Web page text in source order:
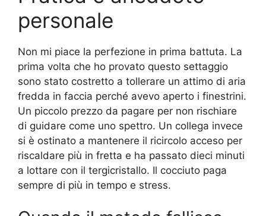
personale
Non mi piace la perfezione in prima battuta. La
prima volta che ho provato questo settaggio
sono stato costretto a tollerare un attimo di aria
fredda in faccia perché avevo aperto i finestrini.
Un piccolo prezzo da pagare per non rischiare
di guidare come uno spettro. Un collega invece
si è ostinato a mantenere il ricircolo acceso per
riscaldare più in fretta e ha passato dieci minuti
a lottare con il tergicristallo. Il cocciuto paga
sempre di più in tempo e stress.